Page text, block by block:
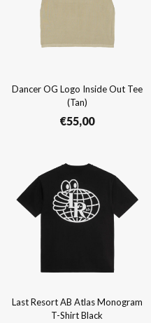
Dancer OG Logo Inside Out Tee
(Tan)
€55,00
Last Resort AB Atlas Monogram
T-Shirt Black